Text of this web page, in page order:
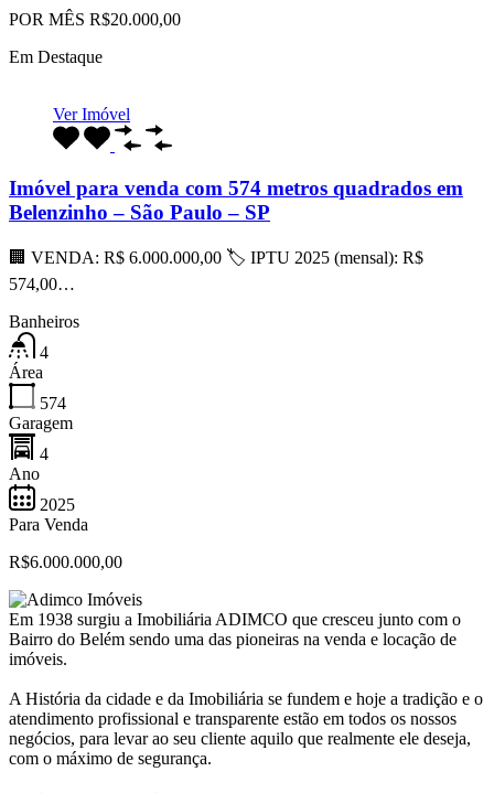
POR MÊS R$20.000,00
Em Destaque
Ver Imóvel
Imóvel para venda com 574 metros quadrados em
Belenzinho – São Paulo – SP
🏢 VENDA: R$ 6.000.000,00 🏷 IPTU 2025 (mensal): R$
574,00…
Banheiros
4
Área
574
Garagem
4
Ano
2025
Para Venda
R$6.000.000,00
Em 1938 surgiu a Imobiliária ADIMCO que cresceu junto com o
Bairro do Belém sendo uma das pioneiras na venda e locação de
imóveis.
A História da cidade e da Imobiliária se fundem e hoje a tradição e o
atendimento profissional e transparente estão em todos os nossos
negócios, para levar ao seu cliente aquilo que realmente ele deseja,
com o máximo de segurança.